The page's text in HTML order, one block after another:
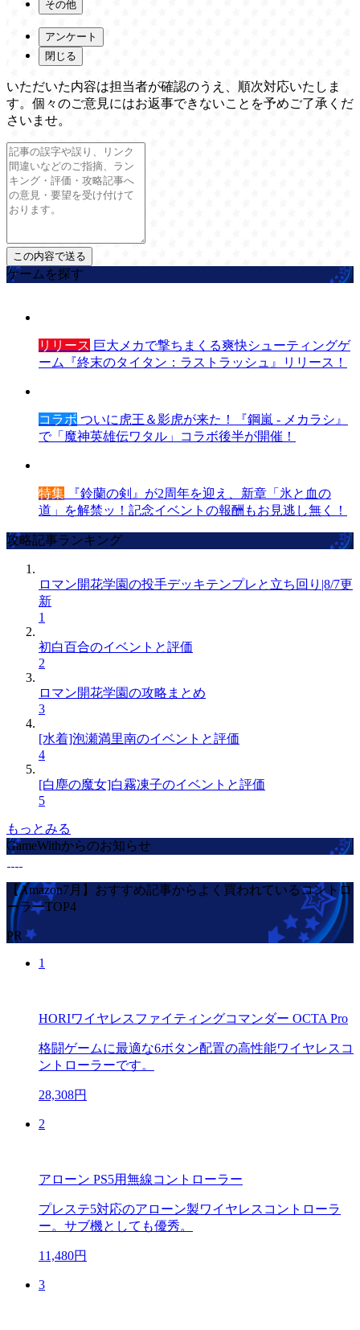
その他
アンケート
閉じる
いただいた内容は担当者が確認のうえ、順次対応いたしま
す。個々のご意見にはお返事できないことを予めご了承くだ
さいませ。
ゲームを探す
リリース 巨大メカで撃ちまくる爽快シューティングゲ
ーム『終末のタイタン：ラストラッシュ』リリース！
コラボ ついに虎王＆影虎が来た！『鋼嵐 - メカラシ』
で「魔神英雄伝ワタル」コラボ後半が開催！
特集 『鈴蘭の剣』が2周年を迎え、新章「氷と血の
道」を解禁ッ！記念イベントの報酬もお見逃し無く！
攻略記事ランキング
ロマン開花学園の投手デッキテンプレと立ち回り|8/7更
新
1
初白百合のイベントと評価
2
ロマン開花学園の攻略まとめ
3
[水着]泡瀬満里南のイベントと評価
4
[白塵の魔女]白霧凍子のイベントと評価
5
もっとみる
GameWithからのお知らせ
【Amazon7月】おすすめ記事からよく買われているコントロ
ーラーTOP4
PR
1
HORIワイヤレスファイティングコマンダー OCTA Pro
格闘ゲームに最適な6ボタン配置の高性能ワイヤレスコ
ントローラーです。
28,308円
2
アローン PS5用無線コントローラー
プレステ5対応のアローン製ワイヤレスコントローラ
ー。サブ機としても優秀。
11,480円
3